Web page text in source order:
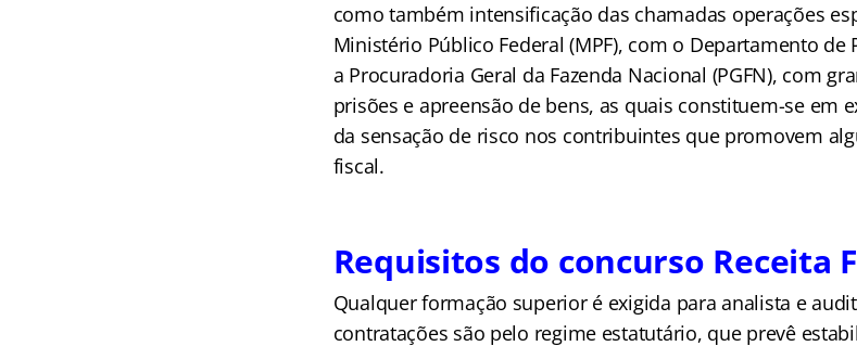
como também intensificação das chamadas operações
Ministério Público Federal (MPF), com o Departamento de
a Procuradoria Geral da Fazenda Nacional (PGFN), com
prisões e apreensão de bens, as quais constituem-se em
da sensação de risco nos contribuintes que promovem
fiscal.
Requisitos do concurso Receita
Qualquer formação superior é exigida para analista e
contratações são pelo regime estatutário, que prevê